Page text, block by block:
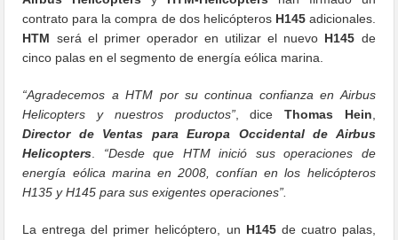
contrato para la compra de dos helicópteros H145adicionales.
HTM será el primer operador en utilizar el nuevo H145 de
cinco palas en el segmento de energía eólica marina.
“Agradecemos a HTM por su continua confianza en Airbus
Helicopters y nuestros productos”, dice Thomas Hein
Director de Ventas para Europa Occidental de Airbus
Helicopters
“Desde que HTM inició sus operaciones de
energía eólica marina en 2008, confían en los helicópteros
H135 y H145 para sus exigentes operaciones”.
La entrega del primer helicóptero, un H145de cuatro palas,